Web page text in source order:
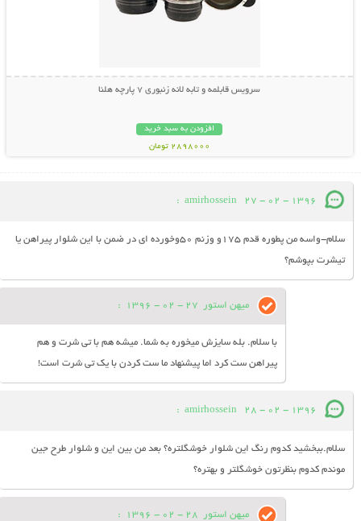
سرویس قابلمه و تابه لانه زنبوری 7 پارچه هلنا
افزودن به سبد خرید
2898000 تومان
amirhossein 27 - 02 - 1396
:
سلام-واسه من پطوره قدم 175و وزنم 50وخورده ای در ضمن با این شلوار پیراهن یا
تیشرت بپوشم؟
میهن استور 27 - 02 - 1396
:
با سلام. بله سایزش میخوره به شما. میشه هم با تی شرت و هم
پیراهن ست کرد اما پیشنهاد ما ست کردن با یک تی شرت است!
amirhossein 28 - 02 - 1396
:
سلام.ببخشید کدوم رنگ این شلوار خوشگلتره؟ بعد من بین این و شلوار طرح جین
موندم کدوم بنظرتون خوشگلتر و بهتره؟
میهن استور 28 - 02 - 1396
: